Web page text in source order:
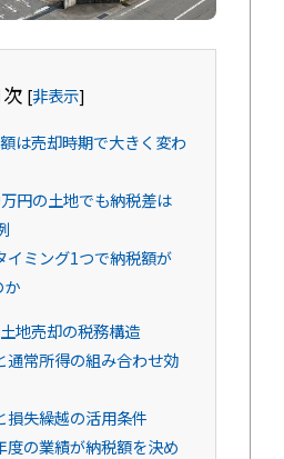
[非表示]
は売却時期で大きく変わ
円の土地でも納税差は
イミング1つで納税額が
か
地売却の税務構造
通常所得の組み合わせ効
損失繰越の活用条件
度の業績が納税額を決め